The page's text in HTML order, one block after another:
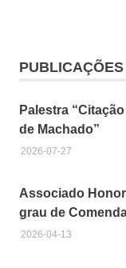
Verão
Direitos
Palestra
de Machado”
2026-07-27
Associado
grau de
2026-04-13